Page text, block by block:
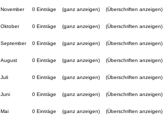
November 0 Einträge (ganz anzeigen) (Überschriften anzeigen)
Oktober 0 Einträge (ganz anzeigen) (Überschriften anzeigen)
September 0 Einträge (ganz anzeigen) (Überschriften anzeigen)
August 0 Einträge (ganz anzeigen) (Überschriften anzeigen)
Juli 0 Einträge (ganz anzeigen) (Überschriften anzeigen)
Juni 0 Einträge (ganz anzeigen) (Überschriften anzeigen)
Mai 0 Einträge (ganz anzeigen) (Überschriften anzeigen)